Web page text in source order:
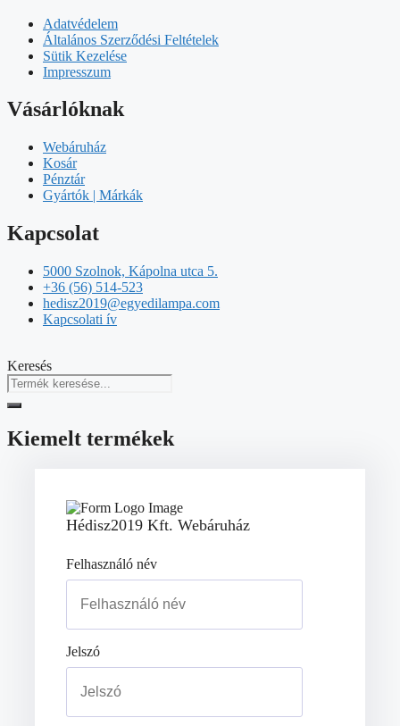
Adatvédelem
Általános Szerződési Feltételek
Sütik Kezelése
Impresszum
Vásárlóknak
Webáruház
Kosár
Pénztár
Gyártók | Márkák
Kapcsolat
5000 Szolnok, Kápolna utca 5.
+36 (56) 514-523
hedisz2019@egyedilampa.com
Kapcsolati ív
Keresés
Kiemelt termékek
Hédisz2019 Kft. Webáruház
Felhasználó név
Jelszó